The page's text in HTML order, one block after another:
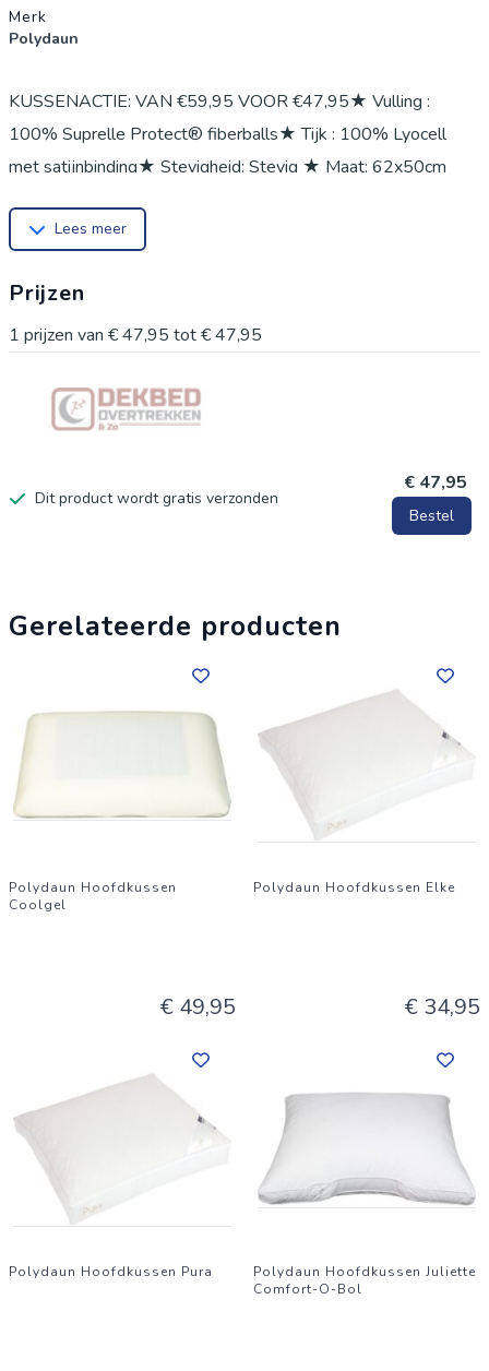
Merk
Polydaun
KUSSENACTIE: VAN €59,95 VOOR €47,95★ Vulling :
100% Suprelle Protect® fiberballs★ Tijk : 100% Lyocell
met satijnbinding★ Stevigheid: Stevig ★ Maat: 62x50cm
Lees meer
Prijzen
1 prijzen van € 47,95 tot€ 47,95
Dit product wordt gratis verzonden
€ 47,95
Bestel
Gerelateerde producten
Polydaun Hoofdkussen
Coolgel
€ 49,95
Polydaun Hoofdkussen Elke
€ 34,95
Polydaun Hoofdkussen Pura
Polydaun Hoofdkussen Juliette
Comfort-O-Bol